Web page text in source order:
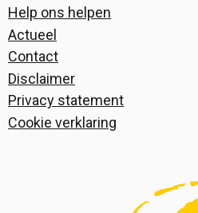
Help ons helpen
Actueel
Contact
Disclaimer
Privacy statement
Cookie verklaring